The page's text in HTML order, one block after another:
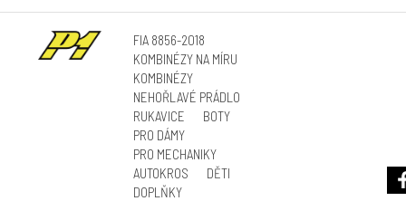
FIA 8856-2018
KOMBINÉZY NA MÍRU
KOMBINÉZY
NEHOŘLAVÉ PRÁDLO
RUKAVICE
BOTY
PRO DÁMY
PRO MECHANIKY
AUTOKROS
DĚTI
DOPLŇKY